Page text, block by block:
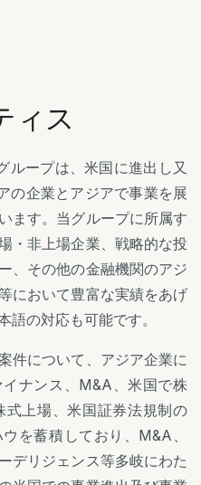
ィス
ループは、米国に進出し又
の企業とアジアで事業を展
ます。当グループに所属す
・非上場企業、戦略的な投
、その他の金融機関のアジ
において豊富な実績をあげ
語の対応も可能です。
件について、アジア企業に
ナンス、M&A、米国で株
上場、米国証券法規制の
を蓄積しており、M&A、
デリジェンス等多岐にわた